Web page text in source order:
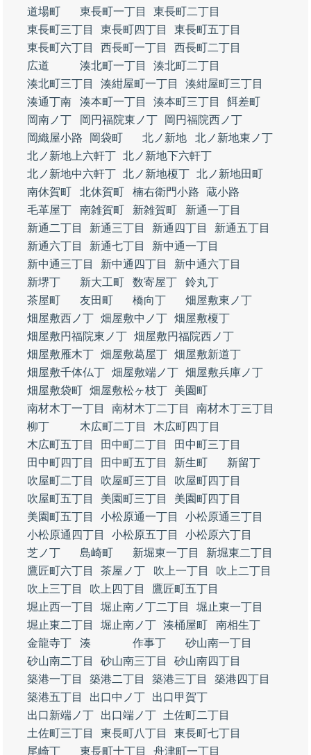
道場町
東長町一丁目
東長町二丁目
東長町三丁目
東長町四丁目
東長町五丁目
東長町六丁目
西長町一丁目
西長町二丁目
広道
湊北町一丁目
湊北町二丁目
湊北町三丁目
湊紺屋町一丁目
湊紺屋町三丁目
湊通丁南
湊本町一丁目 湊本町三丁目
餌差町
岡南ノ丁
岡円福院東ノ丁
岡円福院西ノ丁
岡織屋小路
岡袋町 北ノ新地
北ノ新地東ノ丁
北ノ新地上六軒丁 北ノ新地下六軒丁
北ノ新地中六軒丁 北ノ新地榎丁 北ノ新地田町
南休賀町
北休賀町 楠右衛門小路
蔵小路
毛革屋丁
南雑賀町 新雑賀町
新通一丁目
新通二丁目
新通三丁目 新通四丁目
新通五丁目
新通六丁目
新通七丁目
新中通一丁目
新中通三丁目
新中通四丁目
新中通六丁目
新堺丁
新大工町 数寄屋丁
鈴丸丁
茶屋町
友田町 橋向丁
畑屋敷東ノ丁
畑屋敷西ノ丁 畑屋敷中ノ丁 畑屋敷榎丁
畑屋敷円福院東ノ丁 畑屋敷円福院西ノ丁
畑屋敷雁木丁 畑屋敷葛屋丁 畑屋敷新道丁
畑屋敷千体仏丁 畑屋敷端ノ丁 畑屋敷兵庫ノ丁
畑屋敷袋町 畑屋敷松ヶ枝丁
美園町
南材木丁一丁目
南材木丁二丁目
南材木丁三丁目
柳丁
木広町二丁目
木広町四丁目
木広町五丁目
田中町二丁目
田中町三丁目
田中町四丁目
田中町五丁目 新生町
新留丁
吹屋町二丁目
吹屋町三丁目
吹屋町四丁目
吹屋町五丁目
美園町三丁目
美園町四丁目
美園町五丁目
小松原通一丁目
小松原通三丁目
小松原通四丁目
小松原五丁目
小松原六丁目
芝ノ丁
島崎町 新堀東一丁目
新堀東二丁目
鷹匠町六丁目
茶屋ノ丁 吹上一丁目
吹上二丁目
吹上三丁目
吹上四丁目
鷹匠町五丁目
堀止西一丁目
堀止南ノ丁二丁目
堀止東一丁目
堀止東二丁目
堀止南ノ丁 湊桶屋町
南相生丁
金龍寺丁
湊 作事丁
砂山南一丁目
砂山南二丁目
砂山南三丁目
砂山南四丁目
築港一丁目
築港二丁目 築港三丁目
築港四丁目
築港五丁目
出口中ノ丁
出口甲賀丁
出口新端ノ丁
出口端ノ丁
土佐町二丁目
土佐町三丁目
東長町八丁目
東長町七丁目
尾崎丁
東長町十丁目 舟津町一丁目